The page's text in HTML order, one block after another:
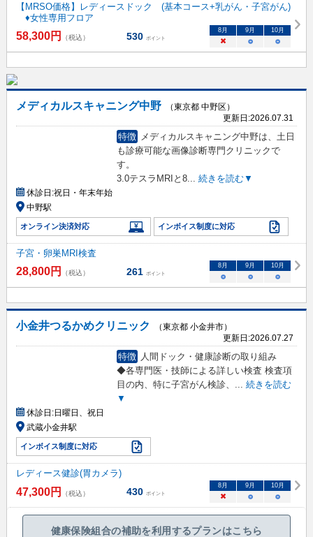
【MRSO価格】レディースドック (基本コース+乳がん・子宮がん)
♦女性専用フロア
58,300円 （税込） 530 ポイント
8 月 9 月 10月
× ○ ○
メディカルスキャニング中野
（東京都 中野区）
更新日:2026.07.31
特徴
メディカルスキャニング中野は、土日
も診療可能な画像診断専門クリニックで
す。
3.0テスラMRIと8... 続きを読む▼
休診日:祝日・年末年始
中野駅
オンライン決済対応 インボイス制度に対応
子宮・卵巣MRI検査
28,800円 （税込） 261 ポイント
8 月 9 月 10月
○ ○ ○
小金井つるかめクリニック
（東京都 小金井市）
更新日:2026.07.27
特徴 人間ドック・健康診断の取り組み
◆各専門医・技師による詳しい検査 検査項
目の内、特に子宮がん検診、 ... 続きを読む
▼
休診日:日曜日、祝日
武蔵小金井駅
インボイス制度に対応
レディース健診(胃カメラ)
47,300円 （税込） 430 ポイント
8月 9月 10月
× ○ ○
健康保険組合の補助を利用するプランはこちら